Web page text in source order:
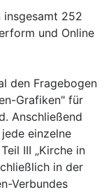
insgesamt 252
und Online
den Fragebogen
Grafiken" für
Anschließend
einzelne
III „Kirche in
in der
Verbundes